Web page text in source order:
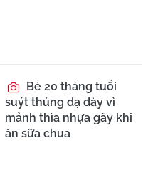
Bé 20 tháng tuổi
suýt thủng dạ dày vì
mảnh thìa nhựa gãy khi
ăn sữa chua